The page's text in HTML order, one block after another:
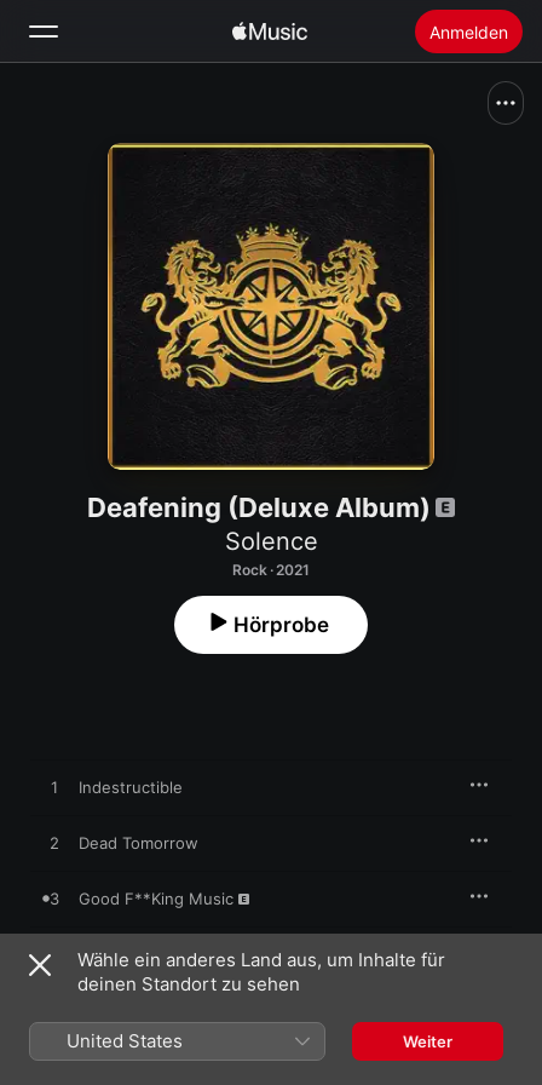
Anmelden
Apple Music installieren
Deafening (Deluxe Album)
Solence
Rock · 2021
Hörprobe
1 Indestructible
2 Dead Tomorrow
3 Good F**King Music
4 Vampire
6 Push Me to the Edge
Wähle ein anderes Land aus, um Inhalte für
deinen Standort zu sehen
United States Weiter